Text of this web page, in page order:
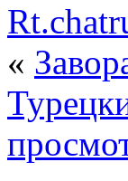
«